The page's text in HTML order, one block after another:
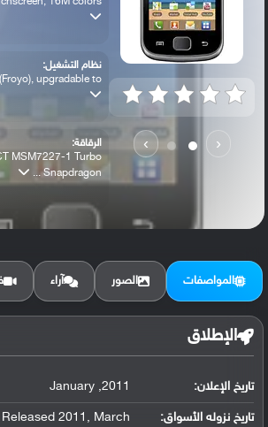
‹
›
نظام التشغيل:
upgradable to ...
الرقاقة:
MSM7227-1 Turbo
Snapdragon ...
الرام / التخزين:
المواصفات الصور آراء
الإطلاق
تاريخ الإعلان: 2011, January
تاريخ نزوله الأسواق: 2011, March